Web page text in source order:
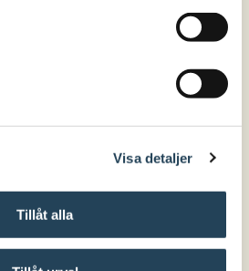
Visa detaljer
Tillåt alla
era behov och planerar